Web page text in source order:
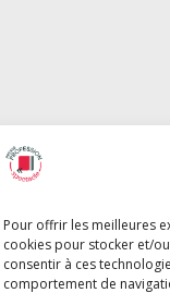
Pour offrir les meilleures
cookies pour stocker et/
consentir à ces
comportement de